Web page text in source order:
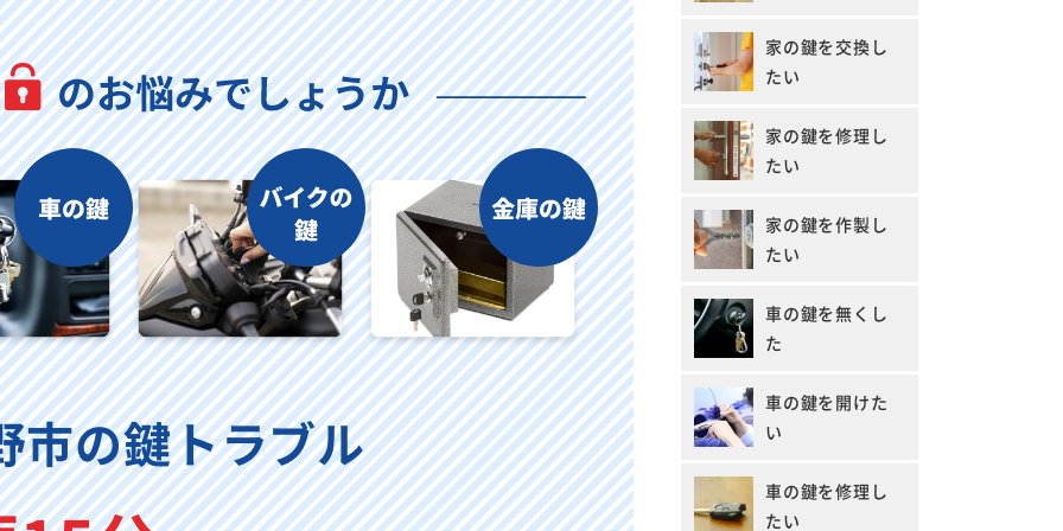
市の鍵トラブル
家の鍵を交換し
たい
家の鍵を修理し
たい
家の鍵を作製し
たい
車の鍵を無くし
た
車の鍵を開けた
い
車の鍵を修理し
たい